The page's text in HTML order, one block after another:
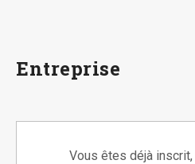
Entreprise
Vous êtes déjà inscrit,